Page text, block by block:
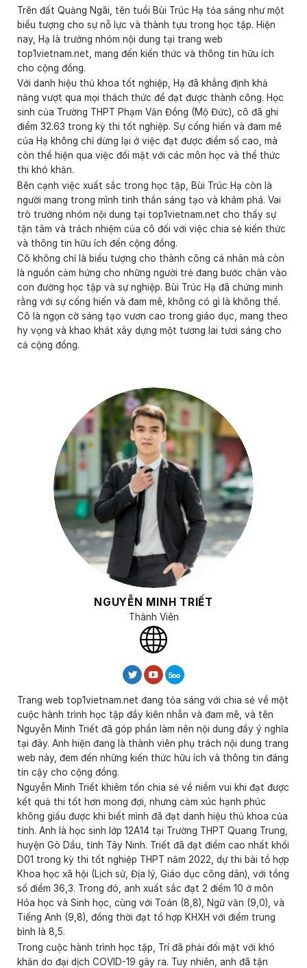
Trên đất Quảng Ngãi, tên tuổi Bùi Trúc Hạ tỏa sáng như một
biểu tượng cho sự nỗ lực và thành tựu trong học tập. Hiện
nay, Hạ là trưởng nhóm nội dung tại trang web
top1vietnam.net, mang đến kiến thức và thông tin hữu ích
cho cộng đồng.
Với danh hiệu thủ khoa tốt nghiệp, Hạ đã khẳng định khả
năng vượt qua mọi thách thức để đạt được thành công. Học
sinh của Trường THPT Phạm Văn Đồng (Mộ Đức), cô đã ghi
điểm 32.63 trong kỳ thi tốt nghiệp. Sự cống hiến và đam mê
của Hạ không chỉ dừng lại ở việc đạt được điểm số cao, mà
còn thể hiện qua việc đối mặt với các môn học và thể thức
thi khó khăn.
Bên cạnh việc xuất sắc trong học tập, Bùi Trúc Hạ còn là
người mang trong mình tinh thần sáng tạo và khám phá. Vai
trò trưởng nhóm nội dung tại top1vietnam.net cho thấy sự
tận tâm và trách nhiệm của cô đối với việc chia sẻ kiến thức
và thông tin hữu ích đến cộng đồng.
Cô không chỉ là biểu tượng cho thành công cá nhân mà còn
là nguồn cảm hứng cho những người trẻ đang bước chân vào
con đường học tập và sự nghiệp. Bùi Trúc Hạ đã chứng minh
rằng với sự cống hiến và đam mê, không có gì là không thể.
Cô là ngọn cờ sáng tạo vươn cao trong giáo dục, mang theo
hy vọng và khao khát xây dựng một tương lai tươi sáng cho
cả cộng đồng.
NGUYỄN MINH TRIẾT
Thành Viên
Trang web top1vietnam.net đang tỏa sáng với chia sẻ về một
cuộc hành trình học tập đầy kiên nhẫn và đam mê, và tên
Nguyễn Minh Triết đã góp phần làm nên nội dung đầy ý nghĩa
tại đây. Anh hiện đang là thành viên phụ trách nội dung trang
web này, đem đến những kiến thức hữu ích và thông tin đáng
tin cậy cho cộng đồng.
Nguyễn Minh Triết khiêm tốn chia sẻ về niềm vui khi đạt được
kết quả thi tốt hơn mong đợi, nhưng cảm xúc hạnh phúc
không giấu được khi biết mình đã đạt danh hiệu thủ khoa của
tỉnh. Anh là học sinh lớp 12A14 tại Trường THPT Quang Trung,
huyện Gò Dầu, tỉnh Tây Ninh. Triết đã đạt điểm cao nhất khối
D01 trong kỳ thi tốt nghiệp THPT năm 2022, dự thi bài tổ hợp
Khoa học xã hội (Lịch sử, Địa lý, Giáo dục công dân), với tổng
số điểm 36,3. Trong đó, anh xuất sắc đạt 2 điểm 10 ở môn
Hóa học và Sinh học, cùng với Toán (8,8), Ngữ văn (9,0), và
Tiếng Anh (9,8), đồng thời đạt tổ hợp KHXH với điểm trung
bình là 8,5.
Trong cuộc hành trình học tập, Trí đã phải đối mặt với khó
khăn do đại dịch COVID-19 gây ra. Tuy nhiên, anh đã tận